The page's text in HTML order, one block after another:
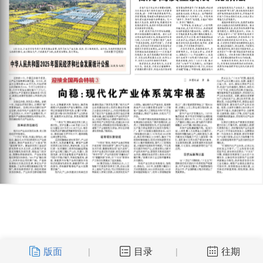
版面 | 目录 | 往期